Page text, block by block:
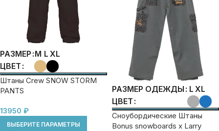
РАЗМЕР M L XL
ЦВЕТ
Штаны Crew SNOW STORM
PANTS
13950 ₽
ВЫБЕРИТЕ ПАРАМЕТРЫ
РАЗМЕР ОДЕЖДЫ L XL
ЦВЕТ
Сноубордические Штаны
Bonus snowboards x Larry